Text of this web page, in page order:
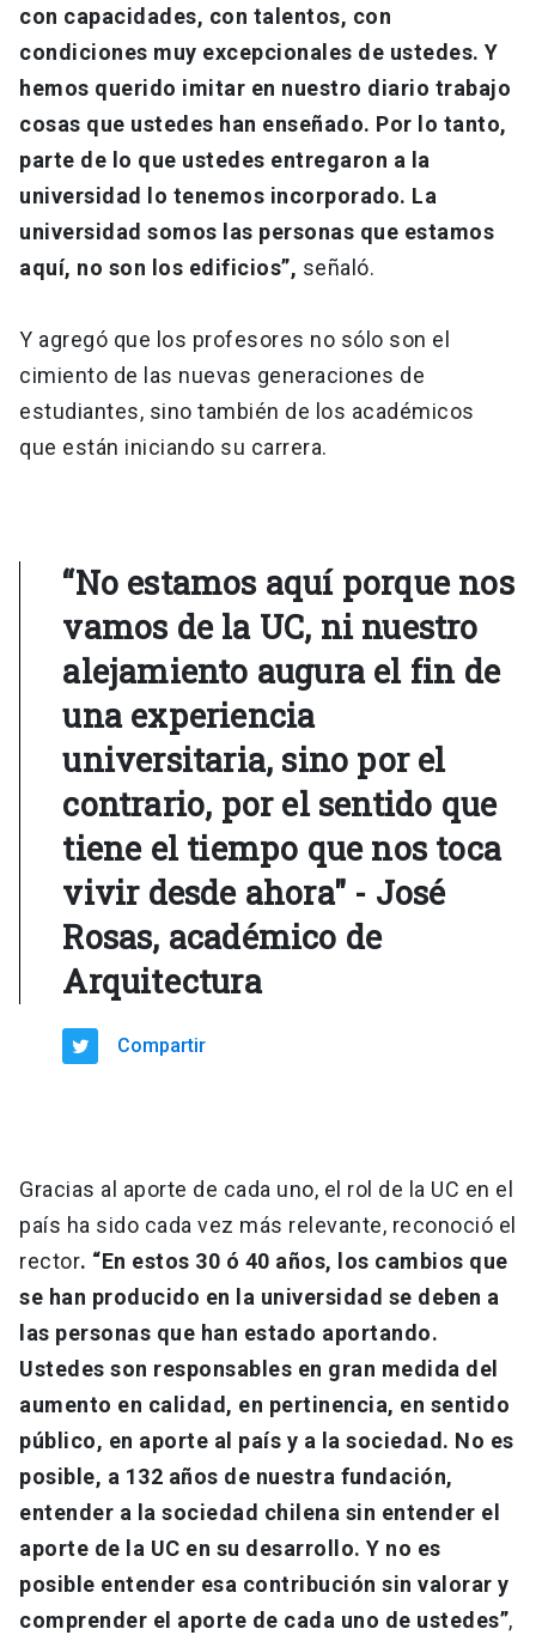
con capacidades, con talentos, con
condiciones muy excepcionales de ustedes. Y
hemos querido imitar en nuestro diario trabajo
cosas que ustedes han enseñado. Por lo tanto,
parte de lo que ustedes entregaron a la
universidad lo tenemos incorporado. La
universidad somos las personas que estamos
aquí, no son los edificios”, señaló.
Y agregó que los profesores no sólo son el
cimiento de las nuevas generaciones de
estudiantes, sino también de los académicos
que están iniciando su carrera.
“No estamos aquí porque nos
vamos de la UC, ni nuestro
alejamiento augura el fin de
una experiencia
universitaria, sino por el
contrario, por el sentido que
tiene el tiempo que nos toca
vivir desde ahora" - José
Rosas, académico de
Arquitectura
Compartir
Gracias al aporte de cada uno, el rol de la UC en el
país ha sido cada vez más relevante, reconoció el
rector. “En estos 30 ó 40 años, los cambios que
se han producido en la universidad se deben a
las personas que han estado aportando.
Ustedes son responsables en gran medida del
aumento en calidad, en pertinencia, en sentido
público, en aporte al país y a la sociedad. No es
posible, a 132 años de nuestra fundación,
entender a la sociedad chilena sin entender el
aporte de la UC en su desarrollo. Y no es
posible entender esa contribución sin valorar y
comprender el aporte de cada uno de ustedes”,